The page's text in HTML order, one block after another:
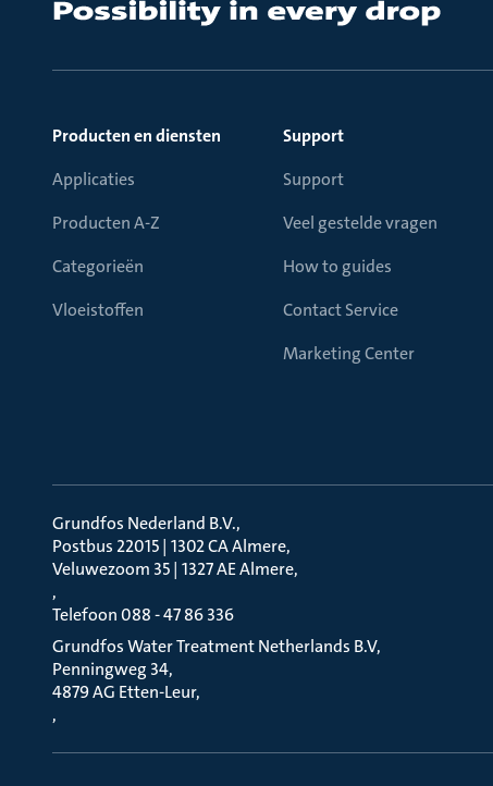
Producten en diensten
Applicaties
Producten A-Z
Categorieën
Vloeistoffen
Support
Support
Veel gestelde vragen
How to guides
Contact Service
Marketing Center
Grundfos Nederland B.V.
Postbus 22015 | 1302 CA Almere
Veluwezoom 35 | 1327 AE Almere
Telefoon 088 - 47 86 336
Grundfos Water Treatment Netherlands B.V
Penningweg 34
4879 AG Etten-Leur